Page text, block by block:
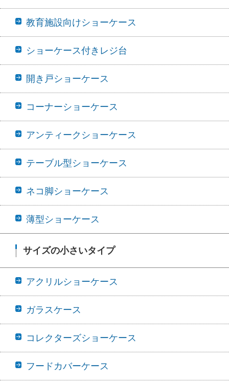
教育施設向けショーケース
ショーケース付きレジ台
開き戸ショーケース
コーナーショーケース
アンティークショーケース
テーブル型ショーケース
ネコ脚ショーケース
薄型ショーケース
サイズの小さいタイプ
アクリルショーケース
ガラスケース
コレクターズショーケース
フードカバーケース